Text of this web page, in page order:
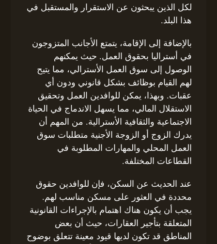
لكل الذين يبحثون عن الاستقرار والمستقبل في
هذا البلد.
بالإضافة إلى الإقامة، يتمتع الأجانب المتزوجون
في أستراليا بحقوق العمل. حيث يمكنهم
الوصول إلى سوق العمل الأسترالي، مما يتيح
لهم القيام بوظائف بشكل قانوني ودون أي
عقبات. وبهذا، يمكن للوافدين العمل وتحقيق
الاستقلال المالي، مما يسهل الاندماج في الحياة
الاجتماعية والثقافية الأسترالية. من المهم أن
يدرك الزوج أو الزوجة الأجنية متطلبات سوق
العمل المحلي والمهارات المطلوبة في
القطاعات المختلفة.
عند الحديث عن السكن، فإن للوافدين حقوق
محددة في العثور على مسكن مناسب لهم.
يجب أن يكون هناك اهتمام بالإجراءات القانونية
المتعلقة بتأجير العقارات، حيث أن بعض
المناطق قد تكون لديها قيود معينة تتعلق بوضوح